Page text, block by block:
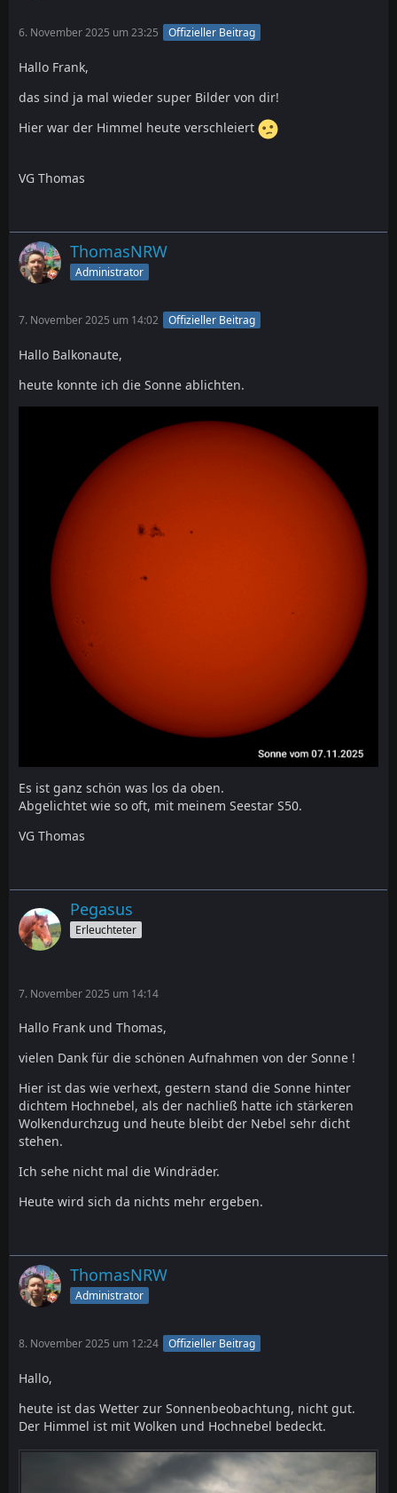
6. November 2025 um 23:25 Offizieller Beitrag
Hallo Frank,
das sind ja mal wieder super Bilder von dir!
Hier war der Himmel heute verschleiert
VG Thomas
ThomasNRW
Administrator
7. November 2025 um 14:02 Offizieller Beitrag
Hallo Balkonaute,
heute konnte ich die Sonne ablichten.
Es ist ganz schön was los da oben.
Abgelichtet wie so oft, mit meinem Seestar S50.
VG Thomas
Pegasus
Erleuchteter
7. November 2025 um 14:14
Hallo Frank und Thomas,
vielen Dank für die schönen Aufnahmen von der Sonne !
Hier ist das wie verhext, gestern stand die Sonne hinter
dichtem Hochnebel, als der nachließ hatte ich stärkeren
Wolkendurchzug und heute bleibt der Nebel sehr dicht
stehen.
Ich sehe nicht mal die Windräder.
Heute wird sich da nichts mehr ergeben.
ThomasNRW
Administrator
8. November 2025 um 12:24 Offizieller Beitrag
Hallo,
heute ist das Wetter zur Sonnenbeobachtung, nicht gut.
Der Himmel ist mit Wolken und Hochnebel bedeckt.